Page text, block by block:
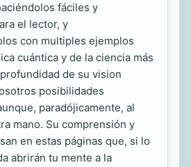
fáciles y
el lector, y
con multiples ejemplos
cuántica y de la ciencia más
de su vision
posibilidades
paradójicamente, al
mano. Su comprensión y
en estas páginas que, si lo
abrirán tu mente a la